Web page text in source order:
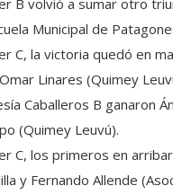
B volvió a sumar otro
Municipal de
C, la victoria quedó en
Linares (Quimey
Caballeros B ganaron
(Quimey Leuvú).
C, los primeros en
y Fernando Allende